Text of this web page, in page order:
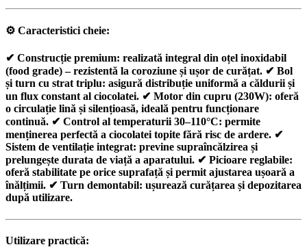
⚙️ Caracteristici cheie:
✔ Construcție premium: realizată integral din oțel inoxidabil
(food grade)– rezistentă la coroziune și ușor de curățat. ✔ Bol
și turn cu strat triplu: asigură distribuție uniformă a căldurii și
un flux constant al ciocolatei. ✔ Motor din cupru (230W): oferă
o circulație lină și silențioasă, ideală pentru funcționare
continuă. ✔ Control al temperaturii 30–110°C: permite
menținerea perfectă a ciocolatei topite fără risc de ardere. ✔
Sistem de ventilație integrat: previne supraîncălzirea și
prelungește durata de viață a aparatului. ✔ Picioare reglabile:
oferă stabilitate pe orice suprafață și permit ajustarea ușoară a
înălțimii. ✔ Turn demontabil: ușurează curățarea și depozitarea
după utilizare.
Utilizare practică: